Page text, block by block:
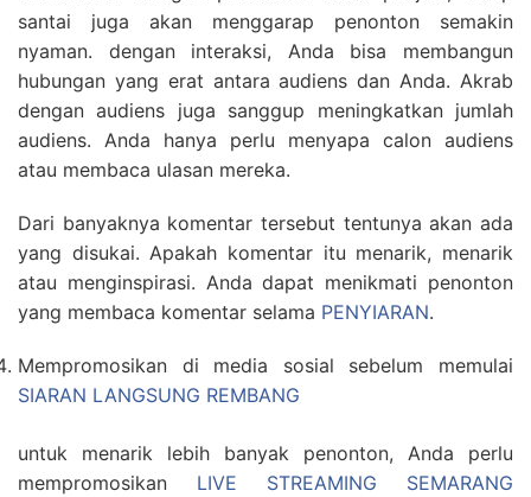
santai juga akan menggarap penonton semakin
nyaman. dengan interaksi, Anda bisa membangun
hubungan yang erat antara audiens dan Anda. Akrab
dengan audiens juga sanggup meningkatkan jumlah
audiens. Anda hanya perlu menyapa calon audiens
atau membaca ulasan mereka.
Dari banyaknya komentar tersebut tentunya akan ada
yang disukai. Apakah komentar itu menarik, menarik
atau menginspirasi. Anda dapat menikmati penonton
yang membaca komentar selama PENYIARAN.
Mempromosikan di media sosial sebelum memulai
SIARAN LANGSUNG REMBANG
untuk menarik lebih banyak penonton, Anda perlu
mempromosikan LIVE STREAMING SEMARANG